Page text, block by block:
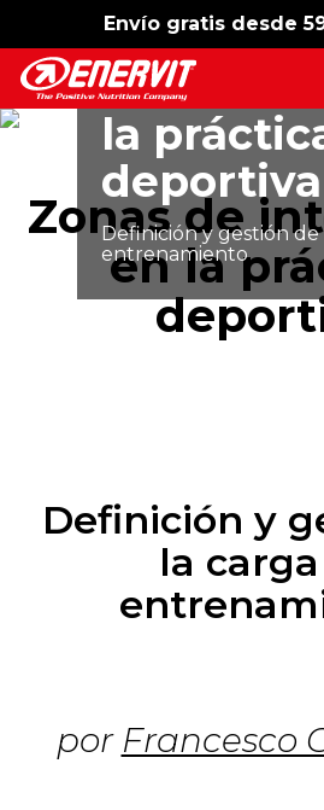
Envío gratis desde
-15% free
Zonas de
la
deportiva
Definición y gestión
entrenamiento
Zonas de
en la
Definición y
la
por Francesco